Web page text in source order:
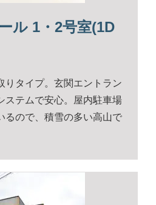
ル 1・2号室(1D
りタイプ。玄関エントラン
ステムで安心。屋内駐車場
るので、積雪の多い高山で